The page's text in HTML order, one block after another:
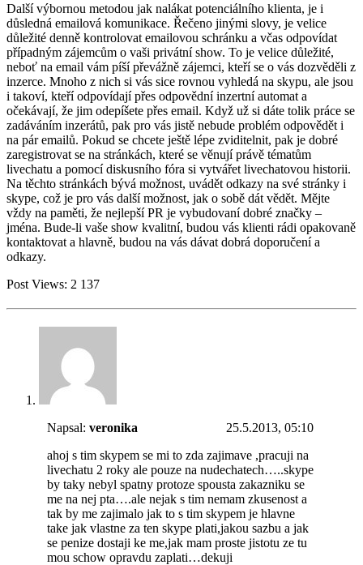
Další výbornou metodou jak nalákat potenciálního klienta, je i
důsledná emailová komunikace. Řečeno jinými slovy, je velice
důležité denně kontrolovat emailovou schránku a včas odpovídat
případným zájemcům o vaši privátní show. To je velice důležité,
neboť na email vám píší převážně zájemci, kteří se o vás dozvěděli z
inzerce. Mnoho z nich si vás sice rovnou vyhledá na skypu, ale jsou
i takoví, kteří odpovídají přes odpovědní inzertní automat a
očekávají, že jim odepíšete přes email. Když už si dáte tolik práce se
zadáváním inzerátů, pak pro vás jistě nebude problém odpovědět i
na pár emailů. Pokud se chcete ještě lépe zviditelnit, pak je dobré
zaregistrovat se na stránkách, které se věnují právě tématům
livechatu a pomocí diskusního fóra si vytvářet livechatovou historii.
Na těchto stránkách bývá možnost, uvádět odkazy na své stránky i
skype, což je pro vás další možnost, jak o sobě dát vědět. Mějte
vždy na paměti, že nejlepší PR je vybudovaní dobré značky –
jména. Bude-li vaše show kvalitní, budou vás klienti rádi opakovaně
kontaktovat a hlavně, budou na vás dávat dobrá doporučení a
odkazy.
Post Views: 2 137
Napsal: veronika
25.5.2013, 05:10
ahoj s tim skypem se mi to zda zajimave ,pracuji na
livechatu 2 roky ale pouze na nudechatech…..skype
by taky nebyl spatny protoze spousta zakazniku se
me na nej pta….ale nejak s tim nemam zkusenost a
tak by me zajimalo jak to s tim skypem je hlavne
take jak vlastne za ten skype plati,jakou sazbu a jak
se penize dostaji ke me,jak mam proste jistotu ze tu
mou schow opravdu zaplati…dekuji